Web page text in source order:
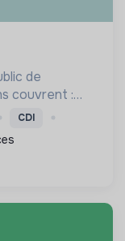
de
couvrent :
la sécurité,
etc.
CDI